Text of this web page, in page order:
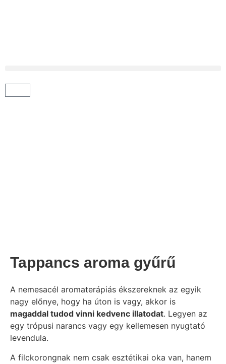
Tappancs aroma gyűrű
A nemesacél aromaterápiás ékszereknek az egyik
nagy előnye, hogy ha úton is vagy, akkor is
magaddal tudod vinni kedvenc illatodat. Legyen az
egy trópusi narancs vagy egy kellemesen nyugtató
levendula.
A filckorongnak nem csak esztétikai oka van, hanem